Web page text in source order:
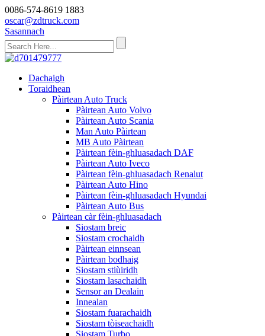
0086-574-8619 1883
oscar@zdtruck.com
Sasannach
Dachaigh
Toraidhean
Pàirtean Auto Truck
Pàirtean Auto Volvo
Pàirtean Auto Scania
Man Auto Pàirtean
MB Auto Pàirtean
Pàirtean fèin-ghluasadach DAF
Pàirtean Auto Iveco
Pàirtean fèin-ghluasadach Renalut
Pàirtean Auto Hino
Pàirtean fèin-ghluasadach Hyundai
Pàirtean Auto Bus
Pàirtean càr fèin-ghluasadach
Siostam breic
Siostam crochaidh
Pàirtean einnsean
Pàirtean bodhaig
Siostam stiùiridh
Siostam lasachaidh
Sensor an Dealain
Innealan
Siostam fuarachaidh
Siostam tòiseachaidh
Siostam Turbo